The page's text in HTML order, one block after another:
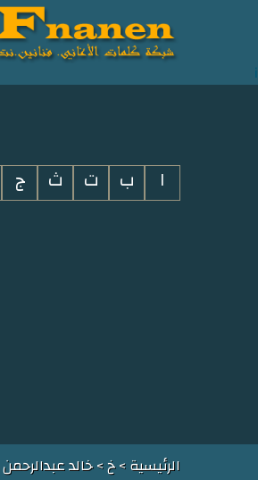
i
ا ب ت ث ج
الرئيسية>خ>خالد عبدالرحمن